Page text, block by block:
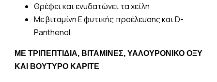
Θρέφει και ενυδατώνει τα χείλη
Με βιταμίνη Ε φυτικής προέλευσης και D-
Panthenol
ΜΕ ΤΡΙΠΕΠΤΙΔΙΑ, ΒΙΤΑΜΙΝΕΣ, ΥΑΛΟΥΡΟΝΙΚΟ ΟΞΥ
ΚΑΙ ΒΟΥΤΥΡΟ ΚΑΡΙΤΕ